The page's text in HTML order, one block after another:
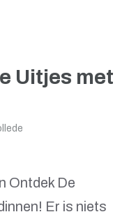
Uitjes met
Ontdek De
Er is niets